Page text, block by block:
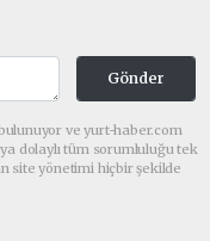
Gönder
ve yurt-haber.com
dolaylı tüm sorumluluğu tek
site yönetimi hiçbir şekilde